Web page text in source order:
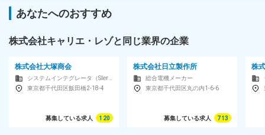
幅広い業務領域をお任せいただいている当社では、多彩なチャレ
ンジが可能です。あなたの成長度をみながら、ゆくゆくは設計や
ていきます！
■■ここもPOINT！■■
＜チーム体制での参加が基本＞
先輩が活躍中のプロジェクトに入り、サポートを受けつつ仕事の
あなたへのおすすめ
株式会社キャリエ・レゾと同じ業界の企業
株式会社大塚商会
東京都千代田区飯田橋2-18-4
募集している求人 120
株式会社日立製作所
総合電機メーカー
東京都千代田区丸の内1-6-6
募集している求人 713
株